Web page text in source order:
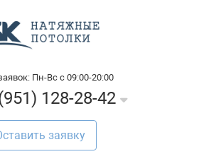
Пн-Вс с 09:00-20:00
128-28-42
заявку